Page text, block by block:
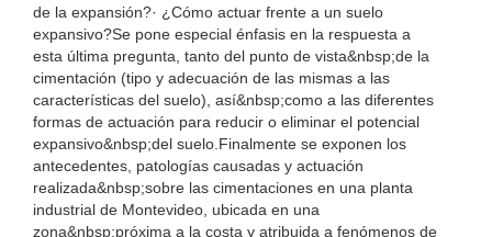
de la expansión?· ¿Cómo actuar frente a un suelo
expansivo?Se pone especial énfasis en la respuesta a
esta última pregunta, tanto del punto de vista&nbsp;de la
cimentación (tipo y adecuación de las mismas a las
características del suelo), así&nbsp;como a las diferentes
formas de actuación para reducir o eliminar el potencial
expansivo&nbsp;del suelo.Finalmente se exponen los
antecedentes, patologías causadas y actuación
realizada&nbsp;sobre las cimentaciones en una planta
industrial de Montevideo, ubicada en una
zona&nbsp;próxima a la costa y atribuida a fenómenos de